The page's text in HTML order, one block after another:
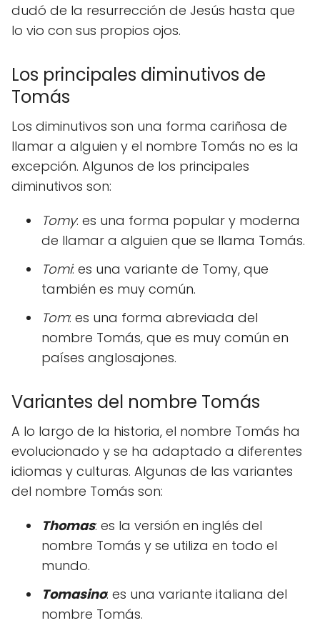
dudó de la resurrección de Jesús hasta que
lo vio con sus propios ojos.
Los principales diminutivos de
Tomás
Los diminutivos son una forma cariñosa de
llamar a alguien y el nombre Tomás no es la
excepción. Algunos de los principales
diminutivos son:
Tomy: es una forma popular y moderna
de llamar a alguien que se llama Tomás.
Tomi: es una variante de Tomy, que
también es muy común.
Tom: es una forma abreviada del
nombre Tomás, que es muy común en
países anglosajones.
Variantes del nombre Tomás
A lo largo de la historia, el nombre Tomás ha
evolucionado y se ha adaptado a diferentes
idiomas y culturas. Algunas de las variantes
del nombre Tomás son:
Thomas: es la versión en inglés del
nombre Tomás y se utiliza en todo el
mundo.
Tomasino: es una variante italiana del
nombre Tomás.